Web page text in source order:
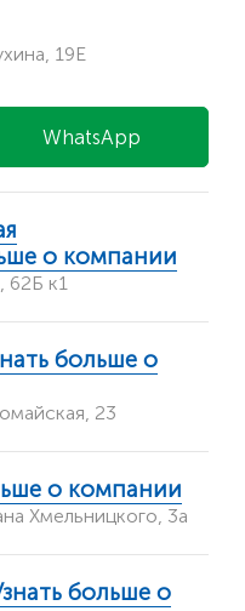
19Е
WhatsApp
о компании
к1
больше о
23
о компании
Хмельницкого, 3а
больше о